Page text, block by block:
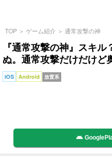
TOP ＞ ゲーム紹介 ＞ 通常攻撃の神
『通常攻撃の神』スキ
ぬ。通常攻撃だけだけど
iOS Android 放置系